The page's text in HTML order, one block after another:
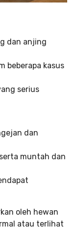
dan anjing
beberapa kasus
serius
dan
muntah dan
oleh hewan
atau terlihat